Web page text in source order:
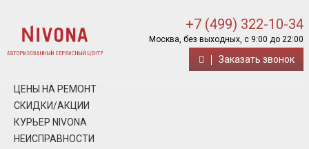
+7 (499) 322-10-34
Москва, без выходных, с 9:00 до 22:00
Заказать звонок
ЦЕНЫ НА РЕМОНТ
СКИДКИ/АКЦИИ
КУРЬЕР NIVONA
НЕИСПРАВНОСТИ